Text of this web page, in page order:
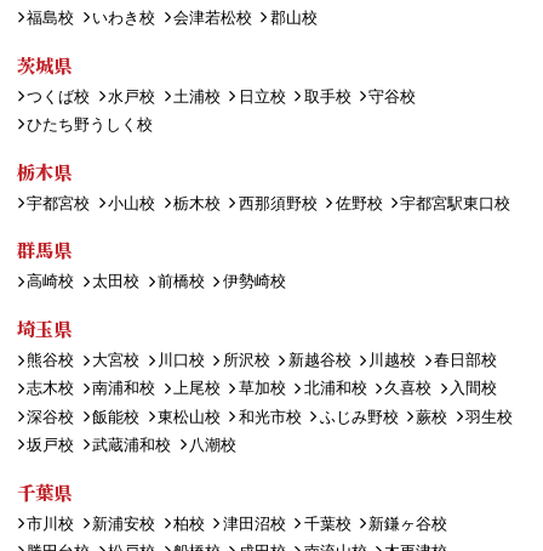
福島校 いわき校 会津若松校 郡山校
茨城県
つくば校 水戸校 土浦校 日立校 取手校
守谷校
ひたち野うしく校
栃木県
宇都宮校 小山校 栃木校 西那須野校 佐野校 宇都宮駅東口校
群馬県
高崎校 太田校 前橋校 伊勢崎校
埼玉県
熊谷校 大宮校 川口校 所沢校 新越谷校 川越校
春日部校
志木校
南浦和校 上尾校 草加校 北浦和校 久喜校
入間校
深谷校
飯能校 東松山校 和光市校 ふじみ野校 蕨校
羽生校
坂戸校
武蔵浦和校 八潮校
千葉県
市川校 新浦安校 柏校 津田沼校 千葉校
新鎌ヶ谷校